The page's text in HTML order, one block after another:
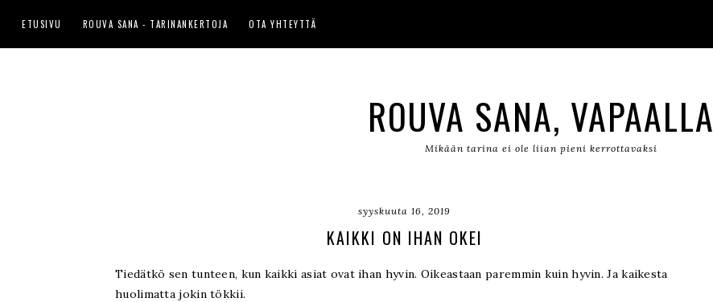
ETUSIVU ROUVA SANA - TARINANKERTOJA OTA YHTEYTTÄ
ROUVA SANA, VAPAALLA
Mikään tarina ei ole liian pieni kerrottavaksi
syyskuuta 16, 2019
KAIKKI ON IHAN OKEI
Tiedätkö sen tunteen, kun kaikki asiat ovat ihan hyvin. Oikeastaan paremmin kuin hyvin. Ja kaikesta
huolimatta jokin tökkii.